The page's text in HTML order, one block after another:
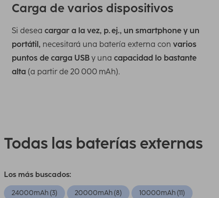
Carga de varios dispositivos
Si desea cargar a la vez, p. ej., un smartphone y un
portátil, necesitará una batería externa con varios
puntos de carga USB y una capacidad lo bastante
alta (a partir de 20 000 mAh).
Todas las baterías externas
Los más buscados:
24000mAh (3) 20000mAh (8) 10000mAh (11)